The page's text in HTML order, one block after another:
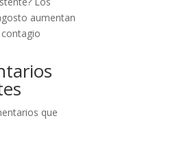
aumentan
que